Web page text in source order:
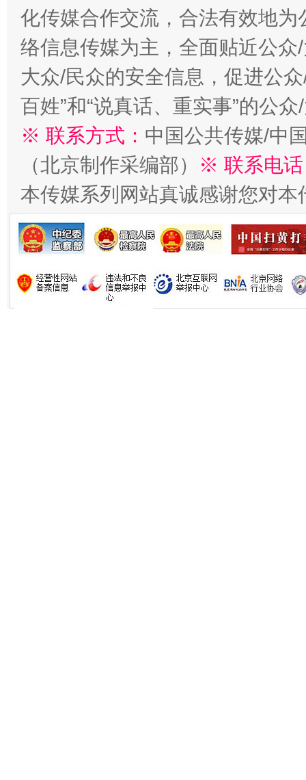
习近平的博鳌关键词
魏明
生
化传媒合作交流，合法有效地
络信息传媒为主，全面贴近公
大众/民众的安全信息，促进公
百姓”和“说真话、重实事”的公
※ 联系方式： 中国公共传媒/中
（北京制作采编部）
※ 联系电
本传媒系列网站真诚感谢您对